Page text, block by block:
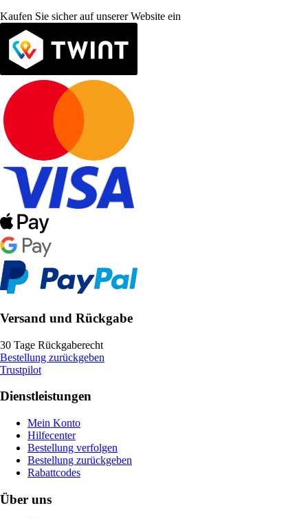
Kaufen Sie sicher auf unserer Website ein
Versand und Rückgabe
30 Tage Rückgaberecht
Bestellung zurückgeben
Trustpilot
Dienstleistungen
Mein Konto
Hilfecenter
Bestellung verfolgen
Bestellung zurückgeben
Rabattcodes
Über uns